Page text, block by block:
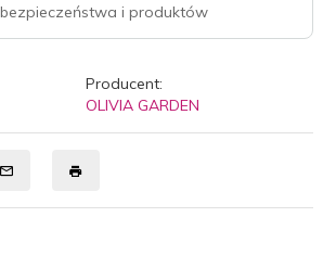
i produktów
Producent:
OLIVIA GARDEN